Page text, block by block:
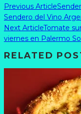
Previous Article
Sendero del Vino
Next ArticleTomate
viernes en Palermo
RELATED